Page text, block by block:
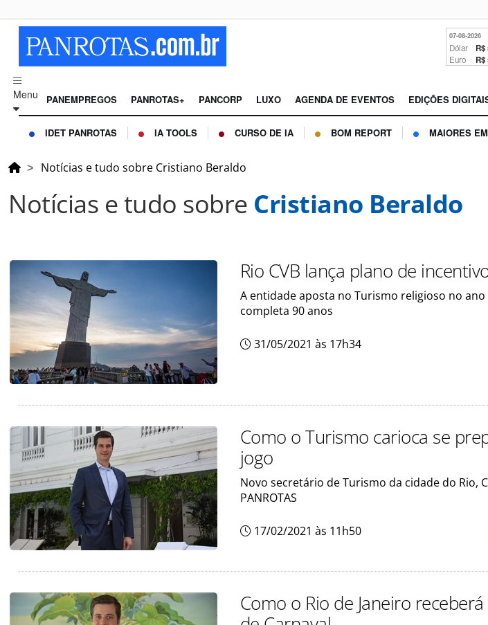
07-08-2026
Dólar R$
Euro R$
Menu PANEMPREGOS PANROTAS+ PANCORP LUXO AGENDA DE EVENTOS EDIÇÕES
IDET PANROTAS IA TOOLS CURSO DE IA BOM REPORT MAIORES
Notícias e tudo sobre Cristiano Beraldo
Notícias e tudo sobre Cristiano Beraldo
Rio CVB lança plano de
A entidade aposta no Turismo religioso no
completa 90 anos
31/05/2021 às 17h34
Como o Turismo carioca se
jogo
Novo secretário de Turismo da cidade do Rio,
PANROTAS
17/02/2021 às 11h50
Como o Rio de Janeiro